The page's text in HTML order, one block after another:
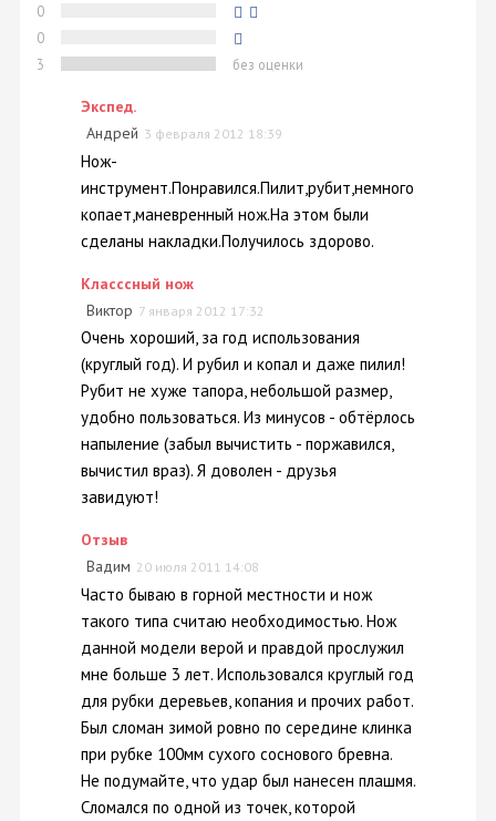
0
0
3
без оценки
Экспед.
Андрей 3 февраля 2012 18:39
Нож-
инструмент.Понравился.Пилит,рубит,немного
копает,маневренный нож.На этом были
сделаны накладки.Получилось здорово.
Класссный нож
Виктор 7 января 2012 17:32
Очень хороший, за год использования
(круглый год). И рубил и копал и даже пилил!
Рубит не хуже тапора, небольшой размер,
удобно пользоваться. Из минусов - обтёрлось
напыление (забыл вычистить - поржавился,
вычистил враз). Я доволен - друзья
завидуют!
Отзыв
Вадим 20 июля 2011 14:08
Часто бываю в горной местности и нож
такого типа считаю необходимостью. Нож
данной модели верой и правдой прослужил
мне больше 3 лет. Использовался круглый год
для рубки деревьев, копания и прочих работ.
Был сломан зимой ровно по середине клинка
при рубке 100мм сухого соснового бревна.
Не подумайте, что удар был нанесен плашмя.
Сломался по одной из точек, которой